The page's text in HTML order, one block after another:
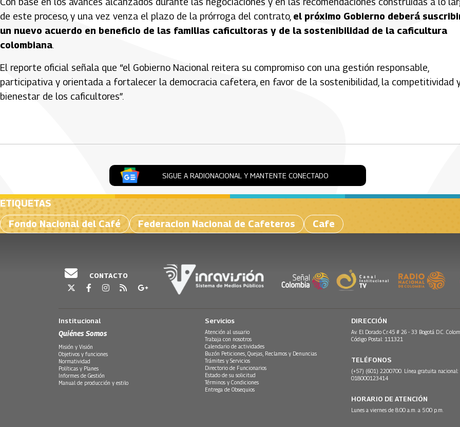
de este proceso, y una vez venza el plazo de la prórroga del contrato, el próximo Gobierno deberá
un nuevo acuerdo en beneficio de las familias caficultoras y de la sostenibilidad de la caficultura
colombiana.
El reporte oficial señala que “el Gobierno Nacional reitera su compromiso con una gestión responsable,
participativa y orientada a fortalecer la democracia cafetera, en favor de la sostenibilidad, la competitividad
bienestar de los caficultores”.
SIGUE A RADIONACIONAL Y MANTENTE CONECTADO
ETIQUETAS
Fondo Nacional del Café
Federacion Nacional de Cafeteros Cafe
CONTACTO
Institucional
Quiénes Somos
Misión y Visión
Objetivos y funciones
Normatividad
Políticas y Planes
Informes de Gestión
Manual de producción y estilo
Servicios
Atención al usuario
Trabaja con nosotros
Calendario de actividades
Buzón Peticiones, Quejas, Reclamos y Denuncias
Trámites y Servicios
Directorio de Funcionarios
Estado de su solicitud
Términos y Condiciones
Entrega de Obsequios
DIRECCIÓN
Av. El Dorado Cr.45 # 26 - 33 Bogotá D.C.
Código Postal: 111321
TELÉFONOS
(+57) (601) 2200700. Línea gratuita nacional:
018000123414
HORARIO DE ATENCIÓN
Lunes a viernes de 8:00 a.m. a 5:00 p.m.